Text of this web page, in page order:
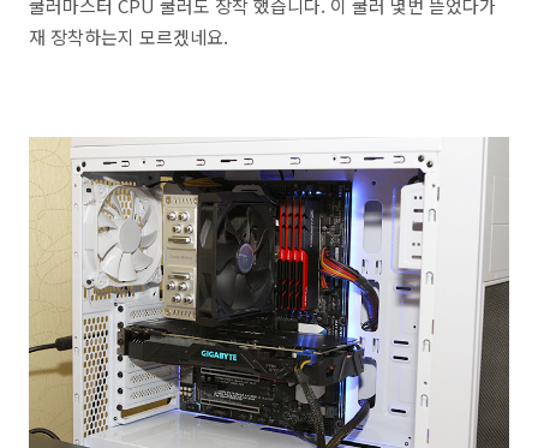
재 장착하는지 모르겠네요.